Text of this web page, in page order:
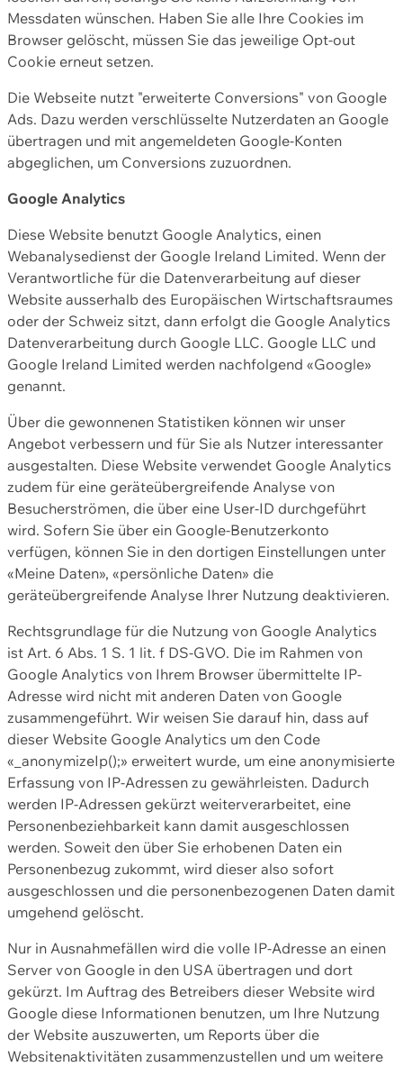
Messdaten wünschen. Haben Sie alle Ihre Cookies im
Browser gelöscht, müssen Sie das jeweilige Opt-out
Cookie erneut setzen.
Die Webseite nutzt "erweiterte Conversions" von Google
Ads. Dazu werden verschlüsselte Nutzerdaten an Google
übertragen und mit angemeldeten Google-Konten
abgeglichen, um Conversions zuzuordnen.
Google Analytics
Diese Website benutzt Google Analytics, einen
Webanalysedienst der Google Ireland Limited. Wenn der
Verantwortliche für die Datenverarbeitung auf dieser
Website ausserhalb des Europäischen Wirtschaftsraumes
oder der Schweiz sitzt, dann erfolgt die Google Analytics
Datenverarbeitung durch Google LLC. Google LLC und
Google Ireland Limited werden nachfolgend «Google»
genannt.
Über die gewonnenen Statistiken können wir unser
Angebot verbessern und für Sie als Nutzer interessanter
ausgestalten. Diese Website verwendet Google Analytics
zudem für eine geräteübergreifende Analyse von
Besucherströmen, die über eine User-ID durchgeführt
wird. Sofern Sie über ein Google-Benutzerkonto
verfügen, können Sie in den dortigen Einstellungen unter
«Meine Daten», «persönliche Daten» die
geräteübergreifende Analyse Ihrer Nutzung deaktivieren.
Rechtsgrundlage für die Nutzung von Google Analytics
ist Art. 6 Abs. 1 S. 1 lit. f DS-GVO. Die im Rahmen von
Google Analytics von Ihrem Browser übermittelte IP-
Adresse wird nicht mit anderen Daten von Google
zusammengeführt. Wir weisen Sie darauf hin, dass auf
dieser Website Google Analytics um den Code
«_anonymizeIp();» erweitert wurde, um eine anonymisierte
Erfassung von IP-Adressen zu gewährleisten. Dadurch
werden IP-Adressen gekürzt weiterverarbeitet, eine
Personenbeziehbarkeit kann damit ausgeschlossen
werden. Soweit den über Sie erhobenen Daten ein
Personenbezug zukommt, wird dieser also sofort
ausgeschlossen und die personenbezogenen Daten damit
umgehend gelöscht.
Nur in Ausnahmefällen wird die volle IP-Adresse an einen
Server von Google in den USA übertragen und dort
gekürzt. Im Auftrag des Betreibers dieser Website wird
Google diese Informationen benutzen, um Ihre Nutzung
der Website auszuwerten, um Reports über die
Websitenaktivitäten zusammenzustellen und um weitere